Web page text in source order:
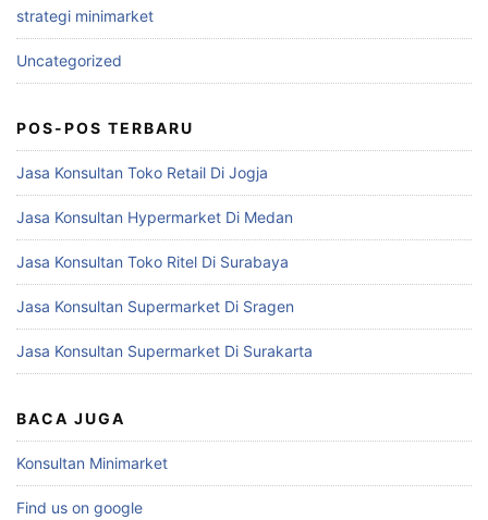
strategi minimarket
Uncategorized
POS-POS TERBARU
Jasa Konsultan Toko Retail Di Jogja
Jasa Konsultan Hypermarket Di Medan
Jasa Konsultan Toko Ritel Di Surabaya
Jasa Konsultan Supermarket Di Sragen
Jasa Konsultan Supermarket Di Surakarta
BACA JUGA
Konsultan Minimarket
Find us on google